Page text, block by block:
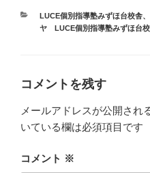
カ
テ
LUCE個別指導塾みずほ台校舎、
ヤ LUCE個別指導塾みずほ台
コメントを残す
メールアドレスが公開され
いている欄は必須項目です
コメント ※